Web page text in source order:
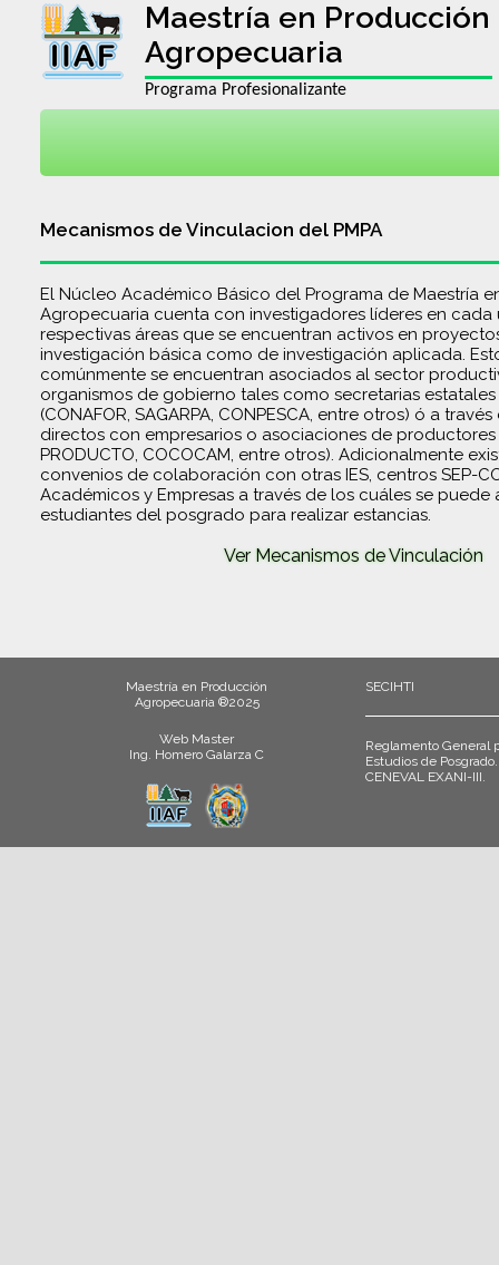
Maestría en Producción
Agropecuaria
Programa Profesionalizante
Mecanismos de Vinculacion del PMPA
El Núcleo Académico Básico del Programa de Maestría
Agropecuaria cuenta con investigadores líderes en cada
respectivas áreas que se encuentran activos en
investigación básica como de investigación aplicada.
comúnmente se encuentran asociados al sector
organismos de gobierno tales como secretarias
(CONAFOR, SAGARPA, CONPESCA, entre otros) ó a
directos con empresarios o asociaciones de productores
PRODUCTO, COCOCAM, entre otros). Adicionalmente
convenios de colaboración con otras IES, centros SEP-
Académicos y Empresas a través de los cuáles se puede
estudiantes del posgrado para realizar estancias.
Ver Mecanismos de Vinculación
Maestría en Producción
Agropecuaria ®2025
Web Master
Ing. Homero Galarza C
SECIHTI
Reglamento General
Estudios de Posgrado.
CENEVAL EXANI-III.